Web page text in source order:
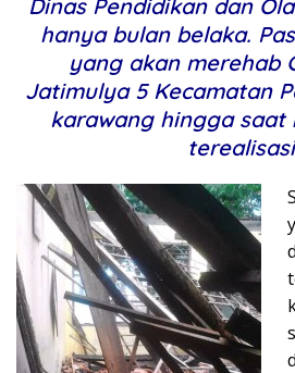
Dinas Pendidikan dan
hanya bulan belaka.
yang akan merehab
Jatimulya 5 Kecamatan
karawang hingga saat